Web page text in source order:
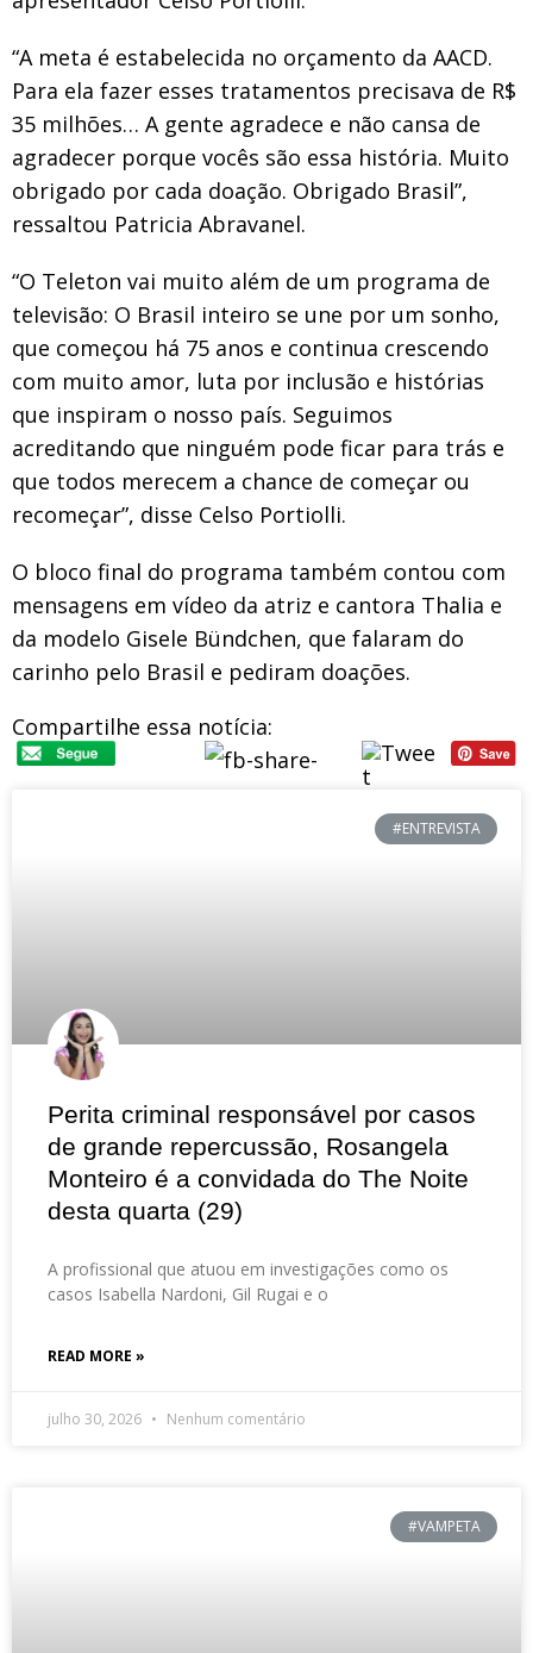
“A meta é estabelecida no orçamento da AACD.
Para ela fazer esses tratamentos precisava de R$
35 milhões… A gente agradece e não cansa de
agradecer porque vocês são essa história. Muito
obrigado por cada doação. Obrigado Brasil”,
ressaltou Patricia Abravanel.
“O Teleton vai muito além de um programa de
televisão: O Brasil inteiro se une por um sonho,
que começou há 75 anos e continua crescendo
com muito amor, luta por inclusão e histórias
que inspiram o nosso país. Seguimos
acreditando que ninguém pode ficar para trás e
que todos merecem a chance de começar ou
recomeçar”, disse Celso Portiolli.
O bloco final do programa também contou com
mensagens em vídeo da atriz e cantora Thalia e
da modelo Gisele Bündchen, que falaram do
carinho pelo Brasil e pediram doações.
Compartilhe essa notícia:
#ENTREVISTA
Perita criminal responsável por casos
de grande repercussão, Rosangela
Monteiro é a convidada do The Noite
desta quarta (29)
A profissional que atuou em investigações como os
casos Isabella Nardoni, Gil Rugai e o
READ MORE »
julho 30, 2026 Nenhum comentário
#VAMPETA